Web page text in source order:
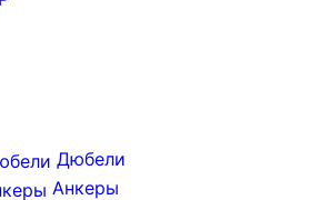
Дюбели
Анкеры